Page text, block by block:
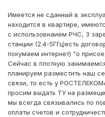
Имеется не сданный в
находится в квартире,
с использовнаием РЧС, 3
станции (2.4-5ГГц)есть
покумаем интернет) "о
Сейчас в плотную
планируем разместить наш
связи, то есть у
просим выдать ТУ на
мы всегда связывались по
оплаты счетов и